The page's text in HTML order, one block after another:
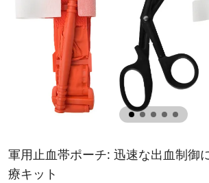
軍用止血帯ポーチ: 迅速な出血制御
療キット